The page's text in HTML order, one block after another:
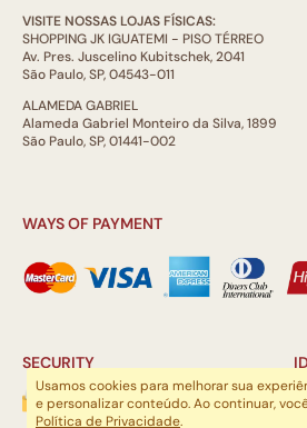
VISITE NOSSAS LOJAS FÍSICAS:
SHOPPING JK IGUATEMI - PISO TÉRREO
Av. Pres. Juscelino Kubitschek, 2041
São Paulo, SP, 04543-011
ALAMEDA GABRIEL
Alameda Gabriel Monteiro da Silva, 1899
São Paulo, SP, 01441-002
WAYS OF PAYMENT
SECURITY
Usamos cookies para melhorar sua
e personalizar conteúdo. Ao continuar,
Política de Privacidade.